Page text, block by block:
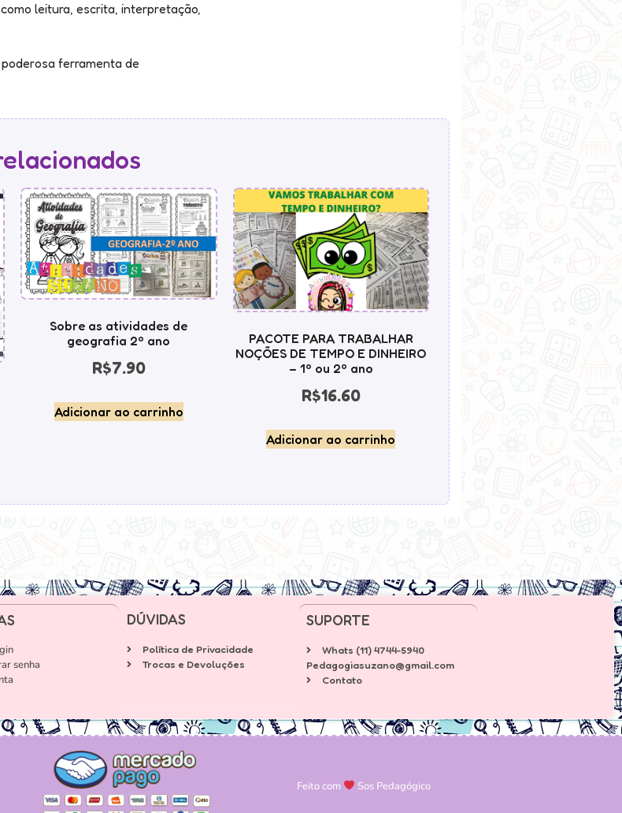
leitura, escrita, interpretação,
ferramenta de
Sobre as atividades de
geografia 2º ano
R$7.90
Adicionar ao carrinho
PACOTE PARA TRABALHAR
NOÇÕES DE TEMPO E DINHEIRO
– 1º ou 2º ano
R$16.60
Adicionar ao carrinho
senha
DÚVIDAS
Política de Privacidade
Trocas e Devoluções
SUPORTE
Whats (11) 4744-5940
Pedagogiasuzano@gmail.com
Contato
Feito com Sos Pedagógico